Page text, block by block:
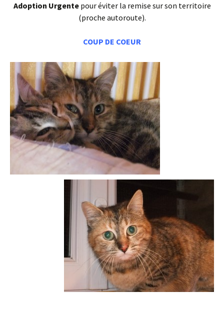
Adoption Urgentepour éviter la remise sur son territoire
(proche autoroute).
COUP DE COEUR